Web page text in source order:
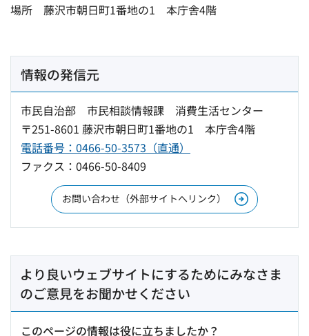
場所 藤沢市朝日町1番地の1 本庁舎4階
情報の発信元
市民自治部 市民相談情報課 消費生活センター
〒251-8601 藤沢市朝日町1番地の1 本庁舎4階
電話番号：0466-50-3573（直通）
ファクス：0466-50-8409
お問い合わせ（外部サイトへリンク）
より良いウェブサイトにするためにみなさま
のご意見をお聞かせください
このページの情報は役に立ちましたか？